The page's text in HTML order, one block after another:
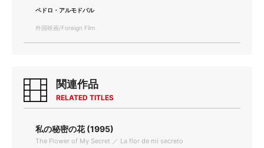
ペドロ・アルモドバル
外国映画/Foreign Film
関連作品
RELATED TITLES
私の秘密の花 (1995)
The Flower of My Secret ／ La flor de mi secreto